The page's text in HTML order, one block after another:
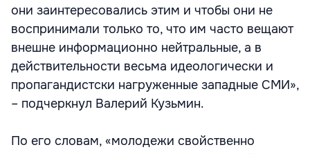
они заинтересовались этим и чтобы они не
воспринимали только то, что им часто вещают
внешне информационно нейтральные, а в
действительности весьма идеологически и
пропагандистски нагруженные западные СМИ»,
– подчеркнул Валерий Кузьмин.
По его словам, «молодежи свойственно